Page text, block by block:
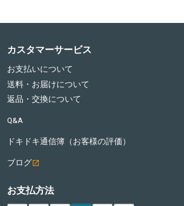
カスタマーサービス
お支払いについて
送料・お届けについて
返品・交換について
Q&A
ドキドキ通信簿（お客様の評価）
ブログ
お支払方法